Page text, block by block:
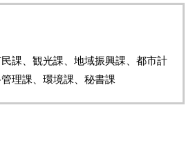
課、観光課、地域振興課、都市計
理課、環境課、秘書課